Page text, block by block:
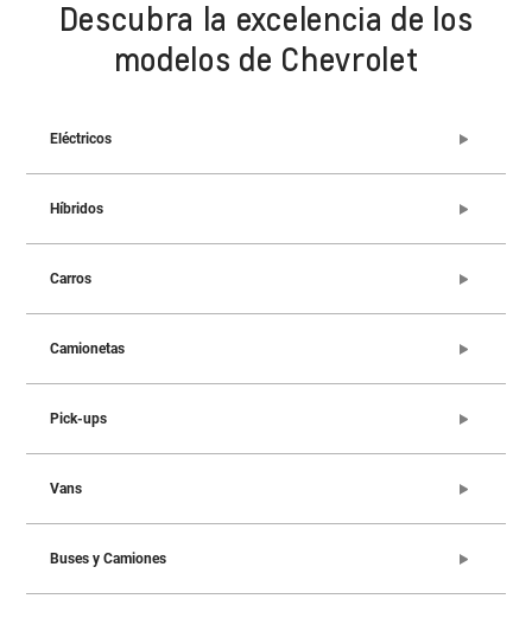
Descubra la excelencia de los
modelos de Chevrolet
Eléctricos
Híbridos
Carros
Camionetas
Pick-ups
Vans
Buses y Camiones